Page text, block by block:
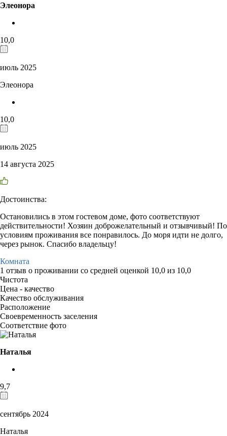
Элеонора
10,0
июль 2025
Элеонора
10,0
июль 2025
14 августа 2025
Достоинства:
Остановились в этом гостевом доме, фото соответствуют
действительности! Хозяин доброжелательный и отзывчивый! По
условиям проживания все понравилось. До моря идти не долго,
через рынок. Спасибо владельцу!
Комната
1 отзыв о проживании со средней оценкой 10,0 из 10,0
Чистота
Цена - качество
Качество обслуживания
Расположение
Своевременность заселения
Соответствие фото
Наталья
9,7
сентябрь 2024
Наталья